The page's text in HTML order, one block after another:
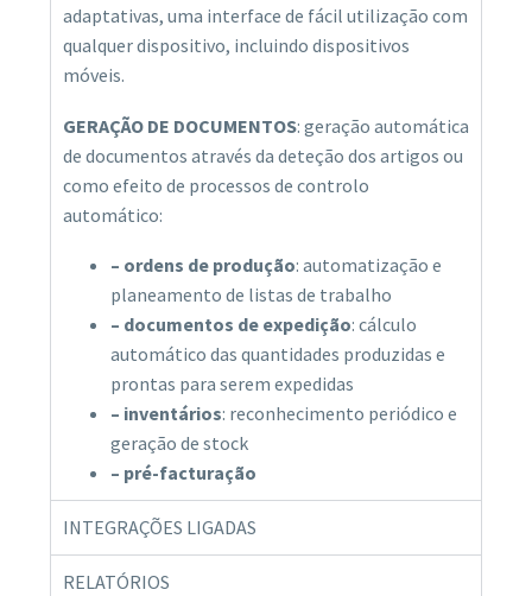
adaptativas, uma interface de fácil utilização com
qualquer dispositivo, incluindo dispositivos
móveis.
GERAÇÃO DE DOCUMENTOS: geração automática
de documentos através da deteção dos artigos ou
como efeito de processos de controlo
automático:
– ordens de produção: automatização e
planeamento de listas de trabalho
– documentos de expedição: cálculo
automático das quantidades produzidas e
prontas para serem expedidas
– inventários: reconhecimento periódico e
geração de stock
– pré-facturação
INTEGRAÇÕES LIGADAS
RELATÓRIOS